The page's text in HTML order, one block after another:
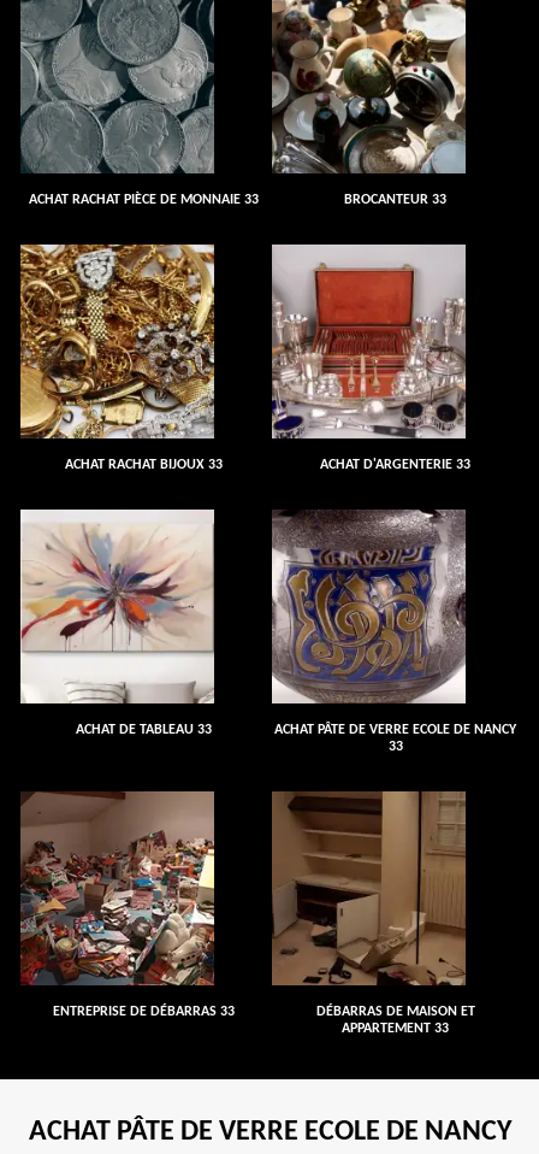
ACHAT RACHAT PIÈCE DE MONNAIE 33 BROCANTEUR 33
ACHAT RACHAT BIJOUX 33 ACHAT D'ARGENTERIE 33
ACHAT DE TABLEAU 33
ACHAT PÂTE DE VERRE ECOLE DE NANCY
33
ENTREPRISE DE DÉBARRAS 33
DÉBARRAS DE MAISON ET
APPARTEMENT 33
ACHAT PÂTE DE VERRE ECOLE DE NANCY